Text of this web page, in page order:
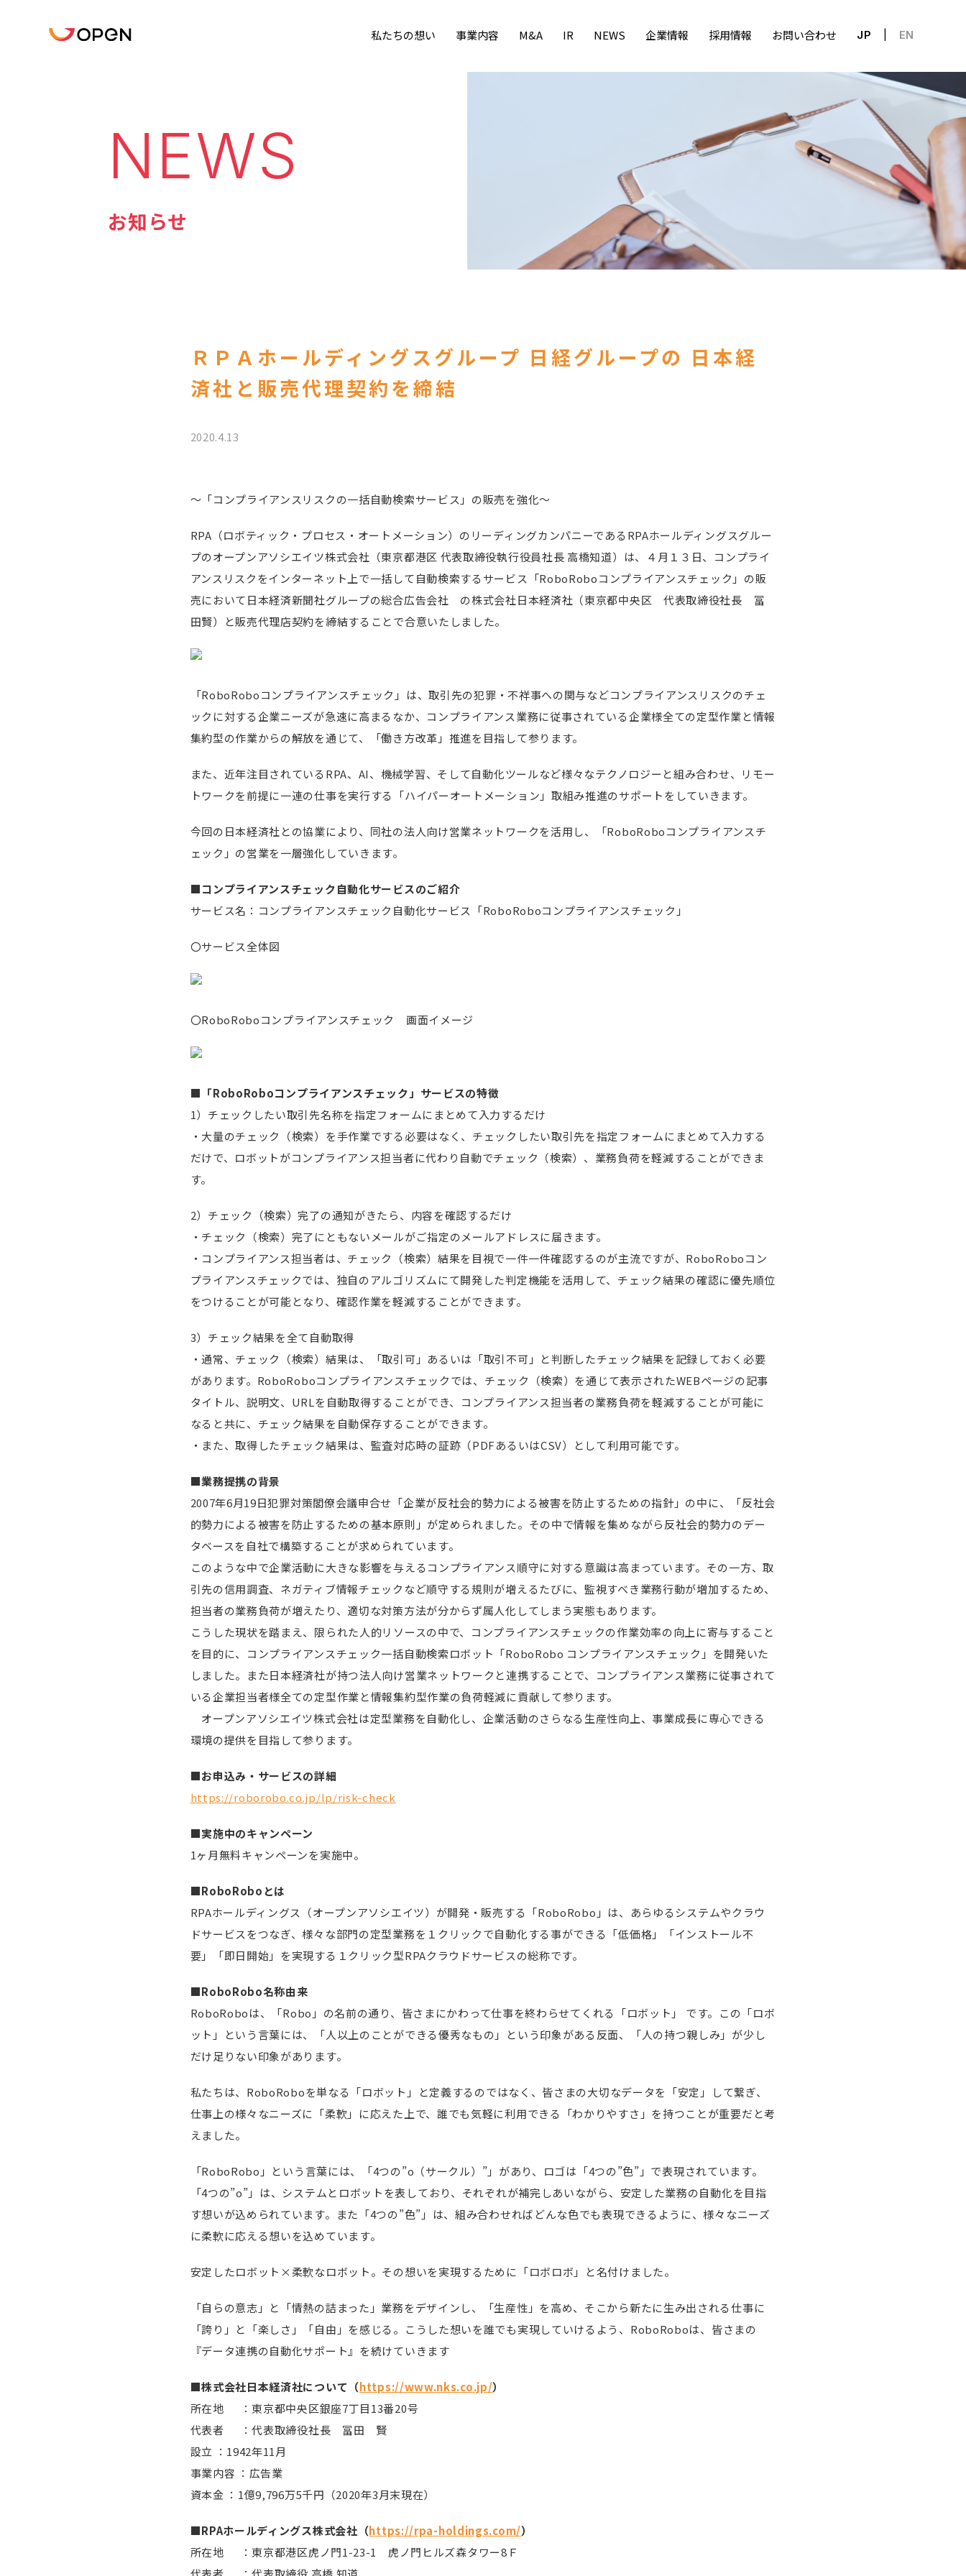
私たちの想い 事業内容 M&A IR NEWS 企業情報 採用情報 お問い合わせ EN
JP
NEWS
お知らせ
ＲＰＡホールディングスグループ 日経グループの 日本経
済社と販売代理契約を締結
2020.4.13
～「コンプライアンスリスクの一括自動検索サービス」の販売を強化～
RPA（ロボティック・プロセス・オートメーション）のリーディングカンパニーであるRPAホールディングスグルー
プのオープンアソシエイツ株式会社（東京都港区 代表取締役執行役員社長 高橋知道）は、４月１３日、コンプライ
アンスリスクをインターネット上で一括して自動検索するサービス「RoboRoboコンプライアンスチェック」の販
売において日本経済新聞社グループの総合広告会社 の株式会社日本経済社（東京都中央区 代表取締役社長 冨
田賢）と販売代理店契約を締結することで合意いたしました。
「RoboRoboコンプライアンスチェック」は、取引先の犯罪・不祥事への関与などコンプライアンスリスクのチェ
ックに対する企業ニーズが急速に高まるなか、コンプライアンス業務に従事されている企業様全ての定型作業と情報
集約型の作業からの解放を通じて、「働き方改革」推進を目指して参ります。
また、近年注目されているRPA、AI、機械学習、そして自動化ツールなど様々なテクノロジーと組み合わせ、リモー
トワークを前提に一連の仕事を実行する「ハイパーオートメーション」取組み推進のサポートをしていきます。
今回の日本経済社との協業により、同社の法人向け営業ネットワークを活用し、「RoboRoboコンプライアンスチ
ェック」の営業を一層強化していきます。
■コンプライアンスチェック自動化サービスのご紹介
サービス名：コンプライアンスチェック自動化サービス「RoboRoboコンプライアンスチェック」
〇サービス全体図
〇RoboRoboコンプライアンスチェック 画面イメージ
■「RoboRoboコンプライアンスチェック」サービスの特徴
1）チェックしたい取引先名称を指定フォームにまとめて入力するだけ
・大量のチェック（検索）を手作業でする必要はなく、チェックしたい取引先を指定フォームにまとめて入力する
だけで、ロボットがコンプライアンス担当者に代わり自動でチェック（検索）、業務負荷を軽減することができま
す。
2）チェック（検索）完了の通知がきたら、内容を確認するだけ
・チェック（検索）完了にともないメールがご指定のメールアドレスに届きます。
・コンプライアンス担当者は、チェック（検索）結果を目視で一件一件確認するのが主流ですが、RoboRoboコン
プライアンスチェックでは、独自のアルゴリズムにて開発した判定機能を活用して、チェック結果の確認に優先順位
をつけることが可能となり、確認作業を軽減することができます。
3）チェック結果を全て自動取得
・通常、チェック（検索）結果は、「取引可」あるいは「取引不可」と判断したチェック結果を記録しておく必要
があります。RoboRoboコンプライアンスチェックでは、チェック（検索）を通じて表示されたWEBページの記事
タイトル、説明文、URLを自動取得することができ、コンプライアンス担当者の業務負荷を軽減することが可能に
なると共に、チェック結果を自動保存することができます。
・また、取得したチェック結果は、監査対応時の証跡（PDFあるいはCSV）として利用可能です。
■業務提携の背景
2007年6月19日犯罪対策閣僚会議申合せ「企業が反社会的勢力による被害を防止するための指針」の中に、「反社会
的勢力による被害を防止するための基本原則」が定められました。その中で情報を集めながら反社会的勢力のデー
タベースを自社で構築することが求められています。
このような中で企業活動に大きな影響を与えるコンプライアンス順守に対する意識は高まっています。その一方、取
引先の信用調査、ネガティブ情報チェックなど順守する規則が増えるたびに、監視すべき業務行動が増加するため、
担当者の業務負荷が増えたり、適切な対策方法が分からず属人化してしまう実態もあります。
こうした現状を踏まえ、限られた人的リソースの中で、コンプライアンスチェックの作業効率の向上に寄与すること
を目的に、コンプライアンスチェック一括自動検索ロボット「RoboRobo コンプライアンスチェック」を開発いた
しました。また日本経済社が持つ法人向け営業ネットワークと連携することで、コンプライアンス業務に従事されて
いる企業担当者様全ての定型作業と情報集約型作業の負荷軽減に貢献して参ります。
オープンアソシエイツ株式会社は定型業務を自動化し、企業活動のさらなる生産性向上、事業成長に専心できる
環境の提供を目指して参ります。
■お申込み・サービスの詳細
https://roborobo.co.jp/lp/risk-check
■実施中のキャンペーン
1ヶ月無料キャンペーンを実施中。
■RoboRoboとは
RPAホールディングス（オープンアソシエイツ）が開発・販売する「RoboRobo」は、あらゆるシステムやクラウ
ドサービスをつなぎ、様々な部門の定型業務を１クリックで自動化する事ができる「低価格」「インストール不
要」「即日開始」を実現する１クリック型RPAクラウドサービスの総称です。
■RoboRobo名称由来
RoboRoboは、「Robo」の名前の通り、皆さまにかわって仕事を終わらせてくれる「ロボット」 です。この「ロボ
ット」という言葉には、「人以上のことができる優秀なもの」という印象がある反面、「人の持つ親しみ」が少し
だけ足りない印象があります。
私たちは、RoboRoboを単なる「ロボット」と定義するのではなく、皆さまの大切なデータを「安定」して繋ぎ、
仕事上の様々なニーズに「柔軟」に応えた上で、誰でも気軽に利用できる「わかりやすさ」を持つことが重要だと考
えました。
「RoboRobo」という言葉には、「4つの”o（サークル）”」があり、ロゴは「4つの”色”」で表現されています。
「4つの”o”」は、システムとロボットを表しており、それぞれが補完しあいながら、安定した業務の自動化を目指
す想いが込められています。また「4つの”色”」は、組み合わせればどんな色でも表現できるように、様々なニーズ
に柔軟に応える想いを込めています。
安定したロボット×柔軟なロボット。その想いを実現するために「ロボロボ」と名付けました。
「自らの意志」と「情熱の詰まった」業務をデザインし、「生産性」を高め、そこから新たに生み出される仕事に
「誇り」と「楽しさ」「自由」を感じる。こうした想いを誰でも実現していけるよう、RoboRoboは、皆さまの
『データ連携の自動化サポート』を続けていきます
■株式会社日本経済社について（https://www.nks.co.jp/）
所在地 ：東京都中央区銀座7丁目13番20号
代表者 ：代表取締役社長 冨田 賢
設立 ：1942年11月
事業内容 ：広告業
資本金 ：1億9,796万5千円（2020年3月末現在）
■RPAホールディングス株式会社（https://rpa-holdings.com/）
所在地 ：東京都港区虎ノ門1-23-1 虎ノ門ヒルズ森タワー8Ｆ